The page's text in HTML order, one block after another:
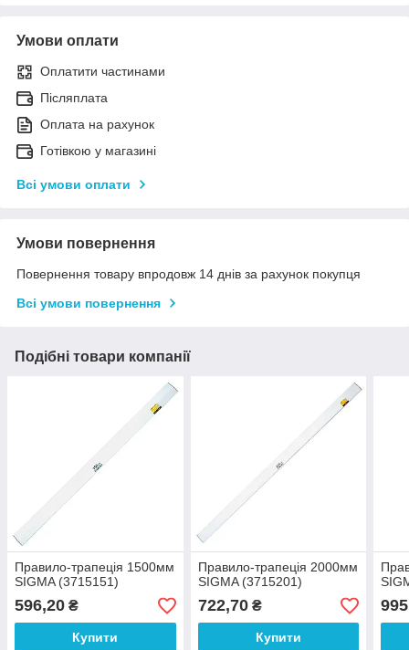
Умови оплати
Оплатити частинами
Післяплата
Оплата на рахунок
Готівкою у магазині
Всі умови оплати
Умови повернення
Повернення товару впродовж 14 днів за рахунок покупця
Всі умови повернення
Подібні товари компанії
Правило-трапеція 1500мм
SIGMA (3715151)
596,20 ₴
Купити
Правило-трапеція 2000мм
SIGMA (3715201)
722,70₴
Купити